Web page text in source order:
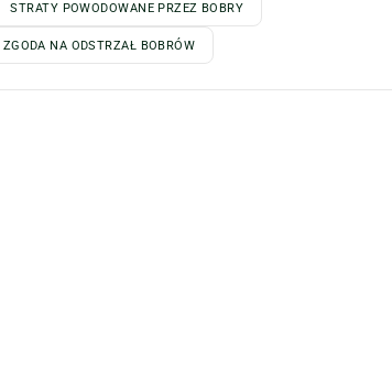
STRATY POWODOWANE PRZEZ BOBRY
ZGODA NA ODSTRZAŁ BOBRÓW